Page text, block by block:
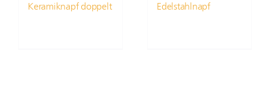
Keramiknapf doppelt Edelstahlnapf